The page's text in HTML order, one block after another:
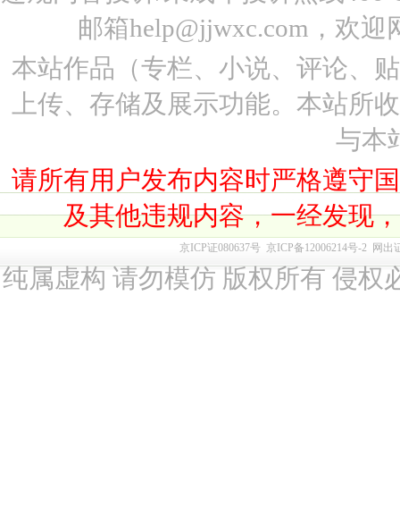
邮箱help@jjwxc.com，欢
本站作品（专栏、小说、评论、
上传、存储及展示功能。本站所
与本
请所有用户发布内容时严格遵守
及其他违规内容，一经发现
京ICP证080637号 京ICP备12006214号-2 网出
纯属虚构 请勿模仿 版权所有 侵权